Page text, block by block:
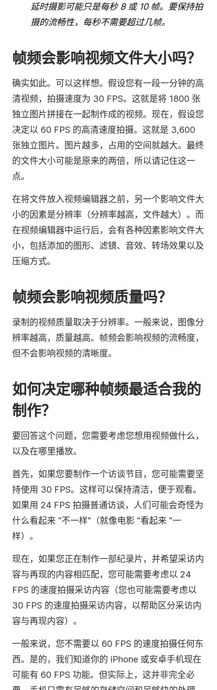
延时摄影可能只是每秒 8 或 10 帧。要保持拍
摄的流畅性，每秒不需要超过几帧。
帧频会影响视频文件大小吗？
确实如此。可以这样想。假设您有一段一分钟的高
清视频，拍摄速度为 30 FPS。这就是将 1800 张
独立图片拼接在一起制作成的视频。现在，假设您
决定以 60 FPS 的高清速度拍摄。这就是 3,600
张独立图片。图片越多，占用的空间就越大。最终
的文件大小可能是原来的两倍，所以请记住这一
点。
在将文件放入视频编辑器之前，另一个影响文件大
小的因素是分辨率（分辨率越高，文件越大）。而
在视频编辑器中运行后，会有各种因素影响文件大
小，包括添加的图形、滤镜、音效、转场效果以及
压缩方式。
帧频会影响视频质量吗？
录制的视频质量取决于分辨率。一般来说，图像分
辨率越高，质量越高。帧频会影响视频的流畅度，
但不会影响视频的清晰度。
如何决定哪种帧频最适合我的
制作？
要回答这个问题，您需要考虑您想用视频做什么，
以及在哪里播放。
首先，如果您要制作一个访谈节目，您可能需要坚
持使用 30 FPS。这样可以保持清洁，便于观看。
如果用 24 FPS 拍摄普通访谈，人们可能会奇怪为
什么看起来 "不一样"（就像电影 "看起来 "一
样）。
现在，如果您正在制作一部纪录片，并希望采访内
容与再现的内容相匹配，您可能需要考虑以 24
FPS 的速度拍摄采访内容（您也可能需要考虑以
30 FPS 的速度拍摄采访内容，以帮助区分采访内
容与再现内容）。
一般来说，您不需要以 60 FPS 的速度拍摄任何东
西。是的，我们知道你的 iPhone 或安卓手机现在
可能有 60 FPS 功能。但实际上，这并非完全必